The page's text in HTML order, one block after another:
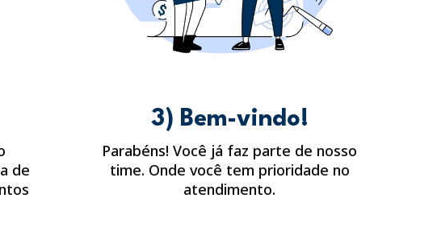
de
3) Bem-vindo!
Parabéns! Você já faz parte de nosso
time. Onde você tem prioridade no
atendimento.